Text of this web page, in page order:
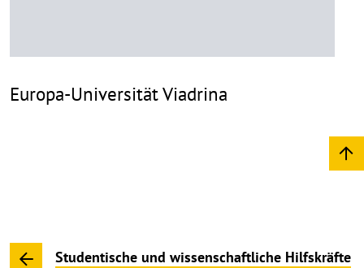
Europa-Universität Viadrina
Studentische und wissenschaftliche Hilfskräfte